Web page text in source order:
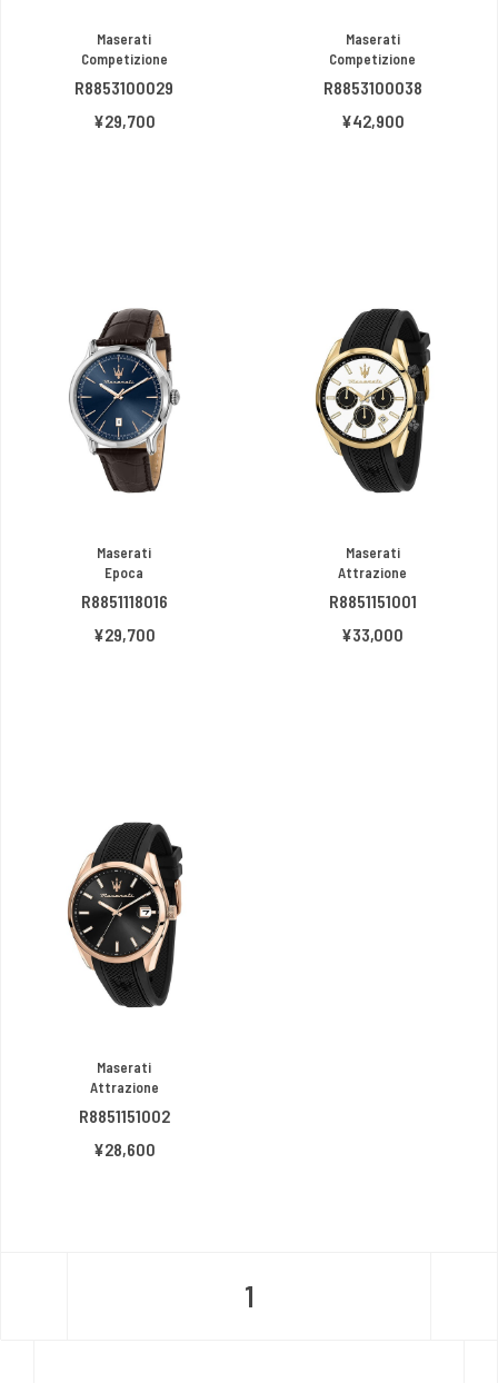
Maserati
Competizione
R8853100029
¥29,700
Maserati
Competizione
R8853100038
¥42,900
Maserati
Epoca
R8851118016
¥29,700
Maserati
Attrazione
R8851151001
¥33,000
Maserati
Attrazione
R8851151002
¥28,600
1